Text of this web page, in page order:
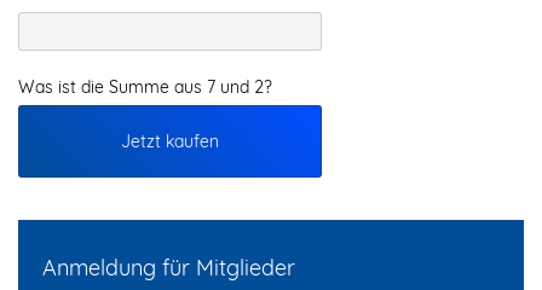
Was ist die Summe aus 7 und 2?
Jetzt kaufen
Anmeldung für Mitglieder